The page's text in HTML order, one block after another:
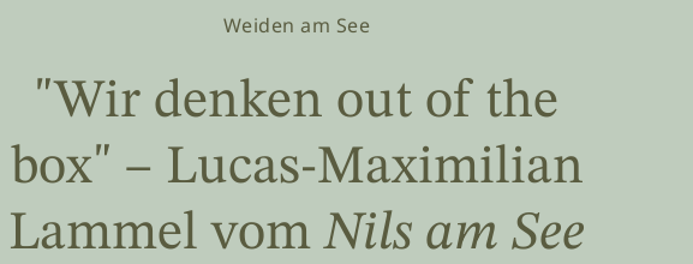
Weiden am See
"Wir denken out of the
box" – Lucas-Maximilian
Lammel vomNils am See